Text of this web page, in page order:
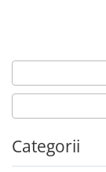
Categorii